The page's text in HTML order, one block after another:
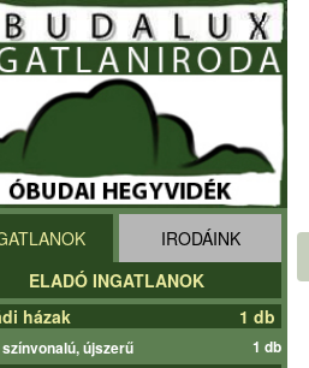
IRODÁINK
ELADÓ INGATLANOK
házak
1 db
újszerű 1 db